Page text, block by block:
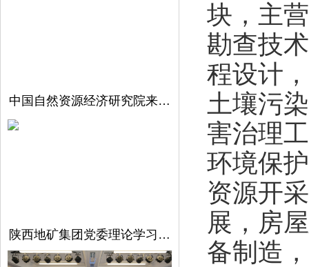
中国自然资源经济研究院来陕西地矿集团开展调研交流
陕西地矿集团党委理论学习中心组召开第5次学习（扩大）会议
块，主
勘查技
程设计
土壤污
害治理
环境保
资源开
展，房
备制造